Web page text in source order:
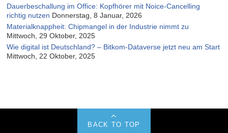
Dauerbeschallung im Office: Kopfhörer mit Noice-Cancelling
richtig nutzen Donnerstag, 8 Januar, 2026
Materialknappheit: Chipmangel in der Industrie nimmt zu
Mittwoch, 29 Oktober, 2025
Wie digital ist Deutschland? – Bitkom-Dataverse jetzt neu am Start
Mittwoch, 22 Oktober, 2025
BACK TO TOP